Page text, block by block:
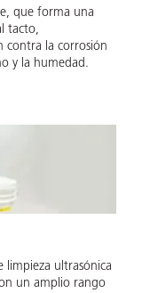
que forma una
tacto,
contra la corrosión
y la humedad.
limpieza ultrasónica
un amplio rango